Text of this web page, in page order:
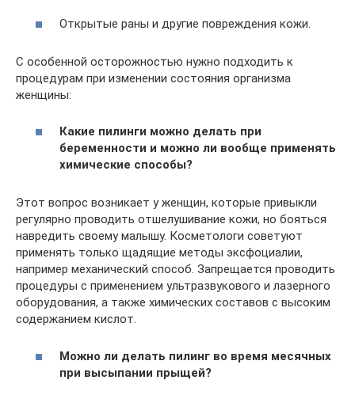
Открытые раны и другие повреждения кожи.
С особенной осторожностью нужно подходить к
процедурам при изменении состояния организма
женщины:
Какие пилинги можно делать при
беременности и можно ли вообще применять
химические способы?
Этот вопрос возникает у женщин, которые привыкли
регулярно проводить отшелушивание кожи, но бояться
навредить своему малышу. Косметологи советуют
применять только щадящие методы эксфоциалии,
например механический способ. Запрещается проводить
процедуры с применением ультразвукового и лазерного
оборудования, а также химических составов с высоким
содержанием кислот.
Можно ли делать пилинг во время месячных
при высыпании прыщей?